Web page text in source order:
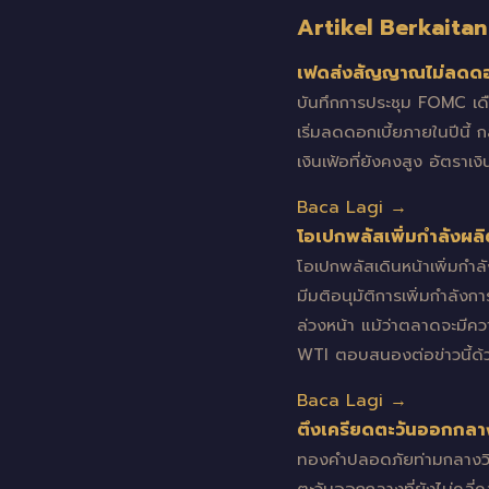
Artikel Berkaitan
เฟดส่งสัญญาณไม่ลดดอ
บันทึกการประชุม FOMC
เริ่มลดดอกเบี้ยภายในปีนี้
เงินเฟ้อที่ยังคงสูง อัตราเ
Baca Lagi →
โอเปกพลัสเพิ่มกำลังผ
โอเปกพลัสเดินหน้าเพิ่มก
มีมติอนุมัติการเพิ่มกำลังก
ล่วงหน้า แม้ว่าตลาดจะมีค
WTI ตอบสนองต่อข่าวนี้ด้
Baca Lagi →
ตึงเครียดตะวันออกก
ทองคำปลอดภัยท่ามกลาง